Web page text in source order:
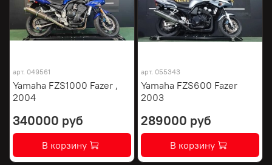
арт. 049561
Yamaha FZS1000 Fazer ,
2004
340000 руб
В корзину
арт. 055343
Yamaha FZS600 Fazer
2003
289000 руб
В корзину